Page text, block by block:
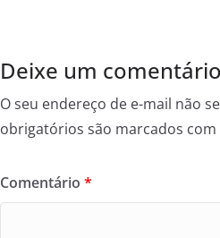
Deixe um comentário
O seu endereço de e-mail não
obrigatórios são marcados com
Comentário *